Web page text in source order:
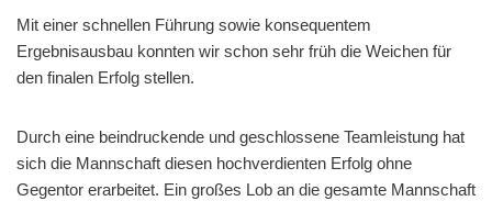
Mit einer schnellen Führung sowie konsequentem
Ergebnisausbau konnten wir schon sehr früh die Weichen für
den finalen Erfolg stellen.
Durch eine beindruckende und geschlossene Teamleistung hat
sich die Mannschaft diesen hochverdienten Erfolg ohne
Gegentor erarbeitet. Ein großes Lob an die gesamte Mannschaft